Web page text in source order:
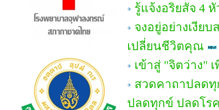
รู้แจ้งอริยสัจ 4
จงอยู่อย่างเงีย
เปลี่ยนชีวิตคุณ
เข้าสู่ "จิตว่าง"
สวดคาถาปลด
ปลดทุกข์ ปลดโร